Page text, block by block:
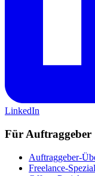
LinkedIn
Für Auftraggeber
Auftraggeber-
Freelance-